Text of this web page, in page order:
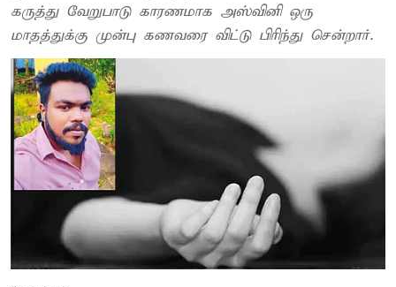
கருத்து வேறுபாடு காரணமாக அஸ்வினி ஒரு
மாதத்துக்கு முன்பு கணவரை விட்டு பிரிந்து சென்றார்.